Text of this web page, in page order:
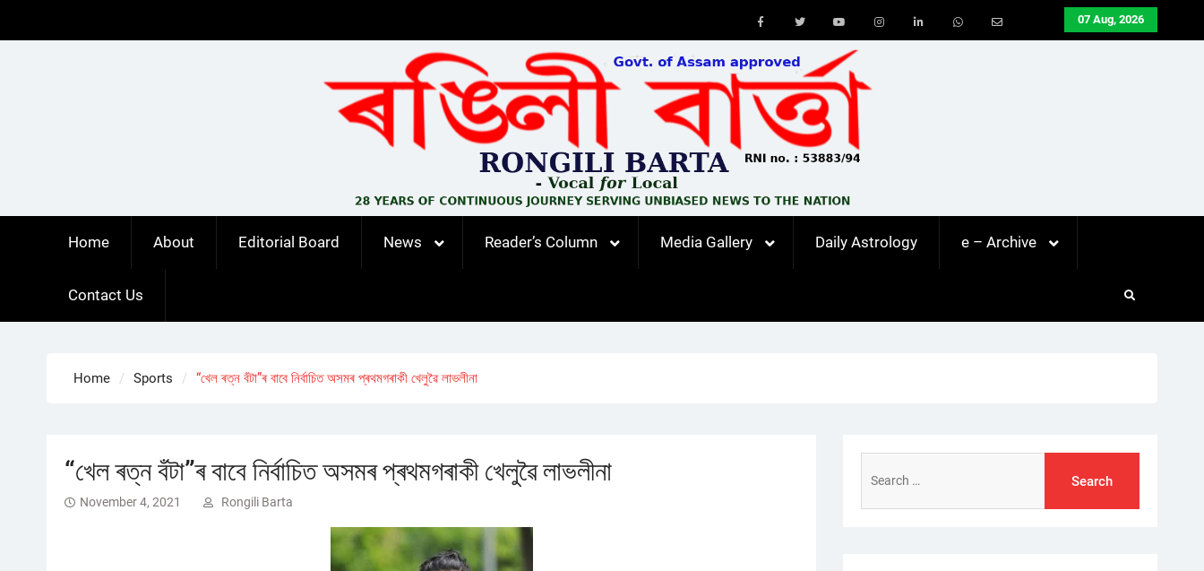
07 Aug, 2026
Youtube
Home About Editorial Board News Reader’s Column Media Gallery Daily Astrology e – Archive
Contact Us
Home Sports “খেল ৰত্ন বঁটা”ৰ বাবে নিৰ্বাচিত অসমৰ প্ৰথমগৰাকী খেলুৱৈ লাভলীনা
“খেল ৰত্ন বঁটা”ৰ বাবে নিৰ্বাচিত অসমৰ প্ৰথমগৰাকী খেলুৱৈ লাভলীনা
November 4, 2021 Rongili Barta
for: